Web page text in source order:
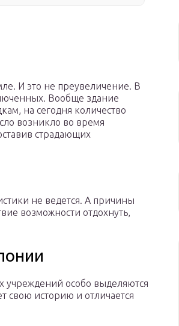
И это не преувеличение. В
Вообще здание
на сегодня количество
возникло во время
страдающих
не ведется. А причины
возможности отдохнуть,
учреждений особо выделяются
свою историю и отличается